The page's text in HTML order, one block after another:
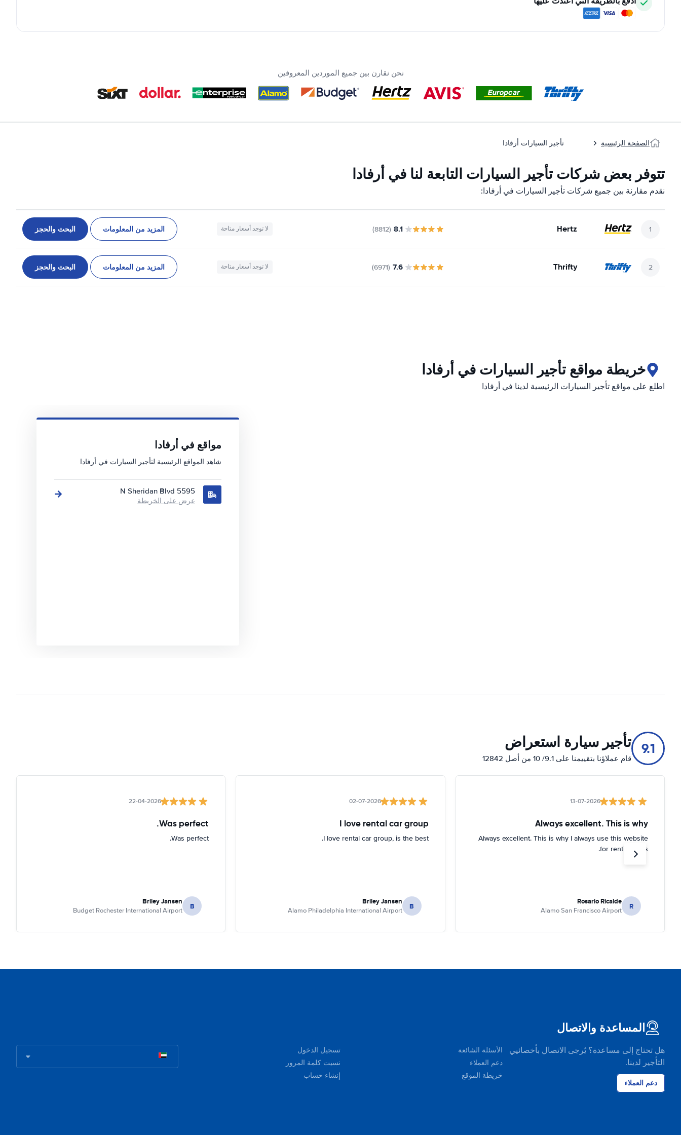
نحن نقارن بين جميع الموردين المعروفين
الصفحة الرئيسية تأجير السيارات أرفادا
تتوفر بعض شركات تأجير السيارات التابعة لنا في أرفادا
نقدم مقارنة بين جميع شركات تأجير السيارات في أرفادا:
Hertz
8.1
(8812) لا توجد أسعار متاحة المزيد من المعلومات البحث والحجز
Thrifty
7.6
(6971) لا توجد أسعار متاحة المزيد من المعلومات البحث والحجز
خريطة مواقع تأجير السيارات في أرفادا
اطلع على مواقع تأجير السيارات الرئيسية لدينا في أرفادا
مواقع في أرفادا
شاهد المواقع الرئيسية لتأجير السيارات في أرفادا
5595 N Sheridan Blvd
عرض على الخريطة
9.1 تأجير سيارة استعراض
قام عملاؤنا بتقييمنا على 9.1/ 10 من أصل 12842
13-07-2026
Always excellent. This is why
Always excellent. This is why I always use this website
for renting cars.
R
Rosario Ricalde
Alamo San Francisco Airport
02-07-2026
I love rental car group
I love rental car group, is the best.
B
Briley Jansen
Alamo Philadelphia International Airport
22-04-2026
Was perfect.
Was perfect.
B
Briley Jansen
Budget Rochester International Airport
المساعدة والاتصال
هل تحتاج إلى مساعدة؟ يُرجى الاتصال بأخصائيي
التأجير لدينا.
دعم العملاء
الأسئلة الشائعة
دعم العملاء
خريطة الموقع
تسجيل الدخول
نسيت كلمة المرور
إنشاء حساب